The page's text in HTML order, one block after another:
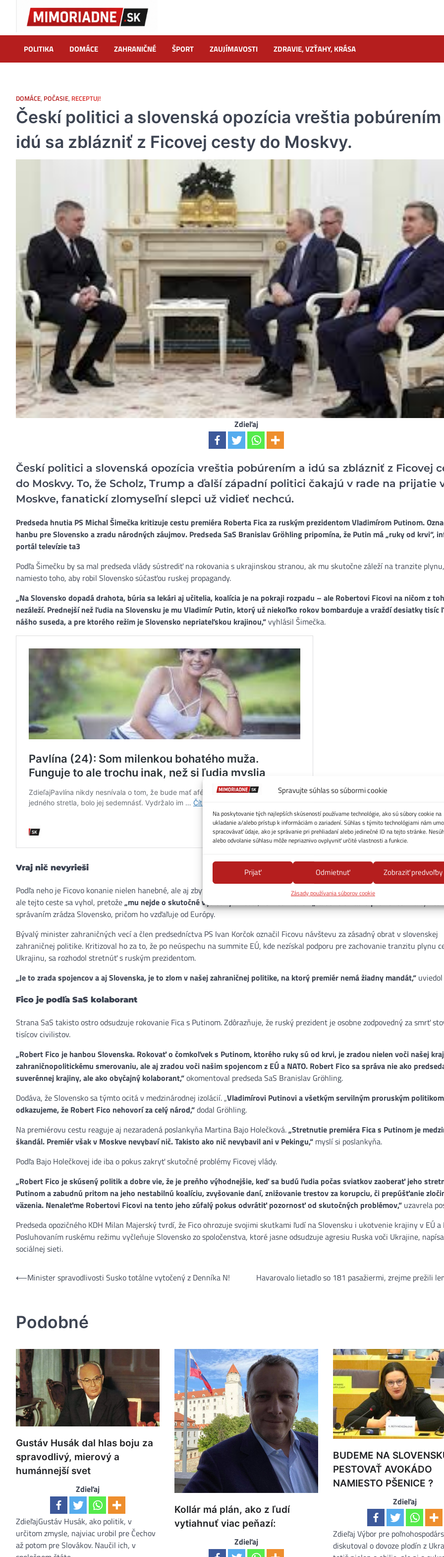
Spravujte súhlas so súbormi cookie
Na poskytovanie tých najlepších skúseností používame technológie, ako sú súbory cookie na
ukladanie a/alebo prístup k informáciám o zariadení. Súhlas s týmito technológiami nám
spracovávať údaje, ako je správanie pri prehliadaní alebo jedinečné ID na tejto stránke.
alebo odvolanie súhlasu môže nepriaznivo ovplyvniť určité vlastnosti a funkcie.
Prijať Odmietnuť Zobraziť predvoľby
Zásady používania súborov cookie
POLITIKA DOMÁCE ZAHRANIČNÉ ŠPORT ZAUJÍMAVOSTI ZDRAVIE, VZŤAHY, KRÁSA
DOMÁCE, POČASIE, RECEPTUJ!
Českí politici a slovenská opozícia vreštia pobúrením
idú sa zblázniť z Ficovej cesty do Moskvy.
Zdieľaj
Českí politici a slovenská opozícia vreštia pobúrením a idú sa zblázniť z Ficovej
do Moskvy. To, že Scholz, Trump a ďalší západní politici čakajú v rade na prijatie
Moskve, fanatickí zlomyseľní slepci už vidieť nechcú.
Predseda hnutia PS Michal Šimečka kritizuje cestu premiéra Roberta Fica za ruským prezidentom Vladimírom Putinom.
hanbu pre Slovensko a zradu národných záujmov. Predseda SaS Branislav Gröhling pripomína, že Putin má „ruky od krvi“,
portál televízie ta3
Podľa Šimečku by sa mal predseda vlády sústrediť na rokovania s ukrajinskou stranou, ak mu skutočne záleží na tranzite plynu,
namiesto toho, aby robil Slovensko súčasťou ruskej propagandy.
„Na Slovensko dopadá drahota, búria sa lekári aj učitelia, koalícia je na pokraji rozpadu – ale Robertovi Ficovi na ničom z
nezáleží. Prednejší než ľudia na Slovensku je mu Vladimír Putin, ktorý už niekoľko rokov bombarduje a vraždí desiatky tisíc
nášho suseda, a pre ktorého režim je Slovensko nepriateľskou krajinou,“vyhlásil Šimečka.
Vraj nič nevyrieši
Podľa neho je Ficovo konanie nielen hanebné, ale aj zbytočné. Šimečka tvrdí, že otázku plynového tranzitu mal premiér riešiť v
ale tejto ceste sa vyhol, pretože„mu nejde o skutočné výsledky“. Dodal, že Fico hrá len„falošné divadlo pre voličov“a týmto
správaním zrádza Slovensko, pričom ho vzďaľuje od Európy.
Bývalý minister zahraničných vecí a člen predsedníctva PS Ivan Korčok označil Ficovu návštevu za zásadný obrat v slovenskej
zahraničnej politike. Kritizoval ho za to, že po neúspechu na summite EÚ, kde nezískal podporu pre zachovanie tranzitu plynu
Ukrajinu, sa rozhodol stretnúť s ruským prezidentom.
„Je to zrada spojencov a aj Slovenska, je to zlom v našej zahraničnej politike, na ktorý premiér nemá žiadny mandát,“
Fico je podľa SaS kolaborant
Strana SaS takisto ostro odsudzuje rokovanie Fica s Putinom. Zdôrazňuje, že ruský prezident je osobne zodpovedný za smrť
tisícov civilistov.
„Robert Fico je hanbou Slovenska. Rokovať o čomkoľvek s Putinom, ktorého ruky sú od krvi, je zradou nielen voči našej
zahraničnopolitickému smerovaniu, ale aj zradou voči našim spojencom z EÚ a NATO. Robert Fico sa správa nie ako
suverénnej krajiny, ale ako obyčajný kolaborant,“okomentoval predseda SaS Branislav Gröhling.
Dodáva, že Slovensko sa týmto ocitá v medzinárodnej izolácií. „Vladimírovi Putinovi a všetkým servilným proruským politikom
odkazujeme, že Robert Fico nehovorí za celý národ,“dodal Gröhling.
Na premiérovu cestu reaguje aj nezaradená poslankyňa Martina Bajo Holečková.„Stretnutie premiéra Fica s Putinom je
škandál. Premiér však v Moskve nevybaví nič. Takisto ako nič nevybavil ani v Pekingu,“ myslí si poslankyňa.
Podľa Bajo Holečkovej ide iba o pokus zakryť skutočné problémy Ficovej vlády.
„Robert Fico je skúsený politik a dobre vie, že je preňho výhodnejšie, keď sa budú ľudia počas sviatkov zaoberať jeho
Putinom a zabudnú pritom na jeho nestabilnú koalíciu, zvyšovanie daní, znižovanie trestov za korupciu, či prepúšťanie
väzenia. Nenaleťme Robertovi Ficovi na tento jeho zúfalý pokus odvrátiť pozornosť od skutočných problémov,“ uzavrela
Predseda opozičného KDH Milan Majerský tvrdí, že Fico ohrozuje svojimi skutkami ľudí na Slovensku i ukotvenie krajiny v EÚ a
Posluhovaním ruskému režimu vyčleňuje Slovensko zo spoločenstva, ktoré jasne odsudzuje agresiu Ruska voči Ukrajine,
sociálnej sieti.
Navigácia
⟵Minister spravodlivosti Susko totálne vytočený z Denníka N!
Havarovalo lietadlo so 181 pasažiermi, zrejme prežili
Podobné
Gustáv Husák dal hlas boju za
spravodlivý, mierový a
humánnejší svet
Zdieľaj
ZdieľajGustáv Husák, ako politik, v
určitom zmysle, najviac urobil pre Čechov
až potom pre Slovákov. Naučil ich, v
Kollár má plán, ako z ľudí
vytiahnuť viac peňazí:
Zdieľaj
BUDEME NA
PESTOVAŤ AVOKÁDO
NAMIESTO PŠENICE ?
Zdieľaj
Zdieľaj Výbor pre
diskutoval o dovoze plodín z